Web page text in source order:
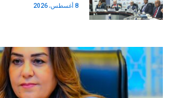
8 أغسطس، 2026